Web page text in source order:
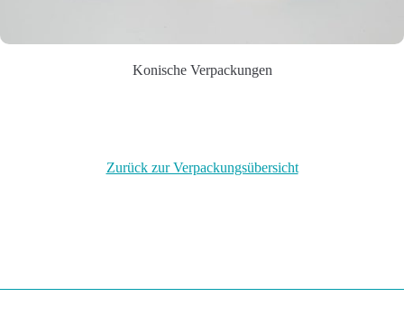
Konische Verpackungen
Zurück zur Verpackungsübersicht